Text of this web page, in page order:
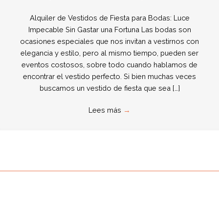
Alquiler de Vestidos de Fiesta para Bodas: Luce
Impecable Sin Gastar una Fortuna Las bodas son
ocasiones especiales que nos invitan a vestirnos con
elegancia y estilo, pero al mismo tiempo, pueden ser
eventos costosos, sobre todo cuando hablamos de
encontrar el vestido perfecto. Si bien muchas veces
buscamos un vestido de fiesta que sea […]
Lees más →